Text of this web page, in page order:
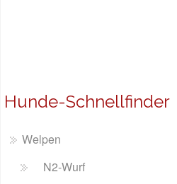
Hunde-Schnellfinder
Welpen
N2-Wurf